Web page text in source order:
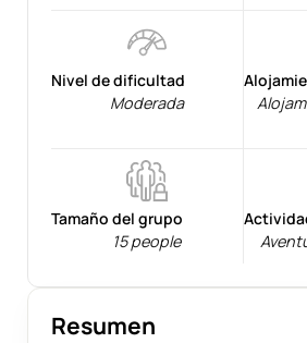
Nivel de dificultad
Moderada
Tamaño del grupo
15 people
Resumen